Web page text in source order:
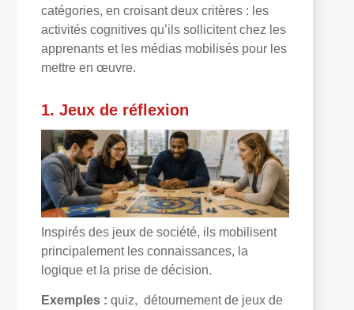
catégories, en croisant deux critères : les
activités cognitives qu’ils sollicitent chez les
apprenants et les médias mobilisés pour les
mettre en œuvre.
1. Jeux de réflexion
Inspirés des jeux de société, ils mobilisent
principalement les connaissances, la
logique et la prise de décision.
Exemples : quiz, détournement de jeux de